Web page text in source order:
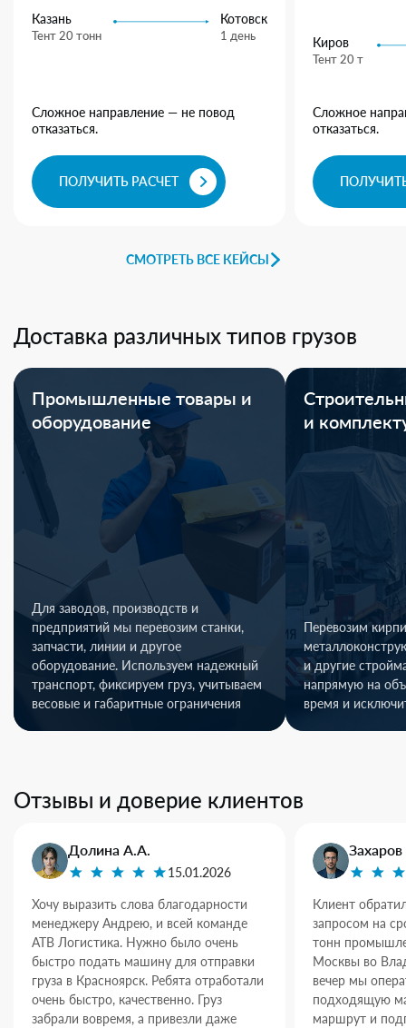
СМОТРЕТЬ ВСЕ КЕЙСЫ
Казань
Тент 20 тонн
Котовск
1 день
Сложное направление — не повод
отказаться.
ПОЛУЧИТЬ РАСЧЕТ
Киров
Тент 20 т
Сложное
отказаться.
Доставка различных типов грузов
Промышленные товары и
оборудование
Для заводов, производств и
предприятий мы перевозим станки,
запчасти, линии и другое
оборудование. Используем надежный
транспорт, фиксируем груз, учитываем
весовые и габаритные ограничения
и
Перевозим
и другие
напрямую на
время и
Отзывы и доверие клиентов
Долина А.А.
15.01.2026
Хочу выразить слова благодарности
менеджеру Андрею, и всей команде
АТВ Логистика. Нужно было очень
быстро подать машину для отправки
груза в Красноярск. Ребята отработали
очень быстро, качественно. Груз
забрали вовремя, а привезли даже
Клиент
запросом на
тонн
Москвы во
вечер мы
подходящую
маршрут и